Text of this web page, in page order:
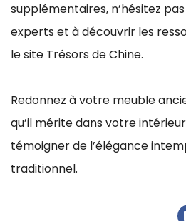
supplémentaires, n’hésitez
experts et à découvrir les
le site Trésors de Chine.
Redonnez à votre meuble
qu’il mérite dans votre
témoigner de l’élégance
traditionnel.